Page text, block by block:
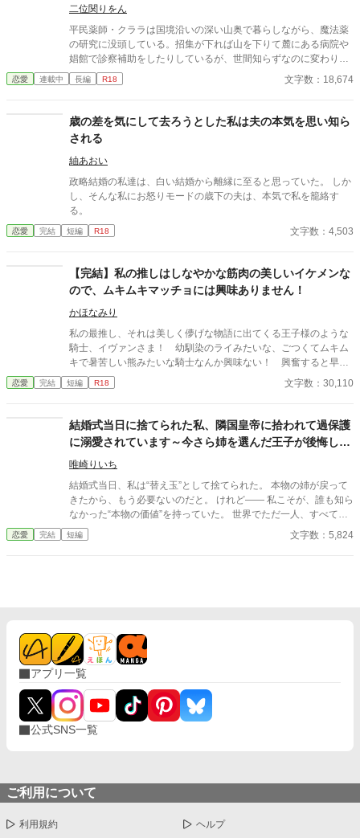
二位関りをん
平民薬師・クララは国境沿いの深い山奥で暮らしながら、魔法薬
の研究に没頭している。招集が下れば山を下りて麓にある病院や
娼館で診察補助をしたりしているが、世間知らずなのに変わりは
ない。 ある日、山の中で倒れている男性を発見。彼はなんと騎士
団長・レイルドで女嫌いの噂を持つ人物だった。 当然女嫌いの噂
が、レイルドには隠している秘密……性癖があった。 ――君の××
××、触らせてもらえないだろうか？
恋愛 連載中 長編 R18 文字数：18,674
歳の差を気にして去ろうとした私は夫の本気を思い知ら
される
紬あおい
政略結婚の私達は、白い結婚から離縁に至ると思っていた。 しか
し、そんな私にお怒りモードの歳下の夫は、本気で私を籠絡す
る。
恋愛 完結 短編 R18 文字数：4,503
【完結】私の推しはしなやかな筋肉の美しいイケメンな
ので、ムキムキマッチョには興味ありません！
かほなみり
私の最推し、それは美しく儚げな物語に出てくる王子様のような
騎士、イヴァンさま！ 幼馴染のライみたいな、ごつくてムキム
キで暑苦しい熊みたいな騎士なんか興味ない！ 興奮すると早口
で推しの魅力について語り出すユイは、今日も騎士団へ行って推
しを遠くから観察して満足する。そんなユイが、少しだけ周囲に
恋愛 完結 短編 R18 文字数：30,110
結婚式当日に捨てられた私、隣国皇帝に拾われて過保護
に溺愛されています～今さら姉を選んだ王子が後悔して
も手遅れです～
唯崎りいち
結婚式当日、私は“替え玉”として捨てられた。 本物の姉が戻って
きたから、もう必要ないのだと。 けれど—— 私こそが、誰も知ら
なかった“本物の価値”を持っていた。 世界でただ一人、すべてを
癒す力。 そして、その価値を知るただ一人の人が、皇帝となって
私を迎えに来る。 これは、すべてを失った少女が、本当に必要と
恋愛 完結 短編 文字数：5,824
アプリ一覧
公式SNS一覧
ご利用について
利用規約 ヘルプ